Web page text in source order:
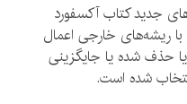
جدید کتاب آکسفورد
ریشه‌های خارجی اعمال
حذف شده یا جایگزینی
شده است.